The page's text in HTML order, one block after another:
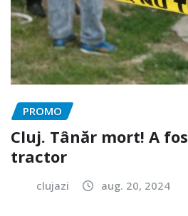
PROMO
Cluj. Tânăr mort! A
tractor
clujazi aug. 20, 2024